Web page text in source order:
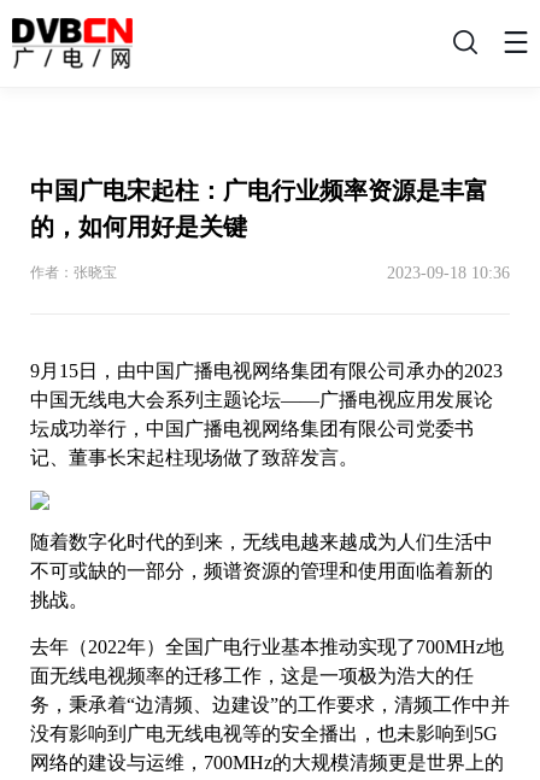
搜
中国广电宋起柱：广电行业频率资源是丰富
的，如何用好是关键
作者：张晓宝 2023-09-18 10:36
9月15日，由中国广播电视网络集团有限公司承办的2023
中国无线电大会系列主题论坛——广播电视应用发展论
坛成功举行，中国广播电视网络集团有限公司党委书
记、董事长宋起柱现场做了致辞发言。
随着数字化时代的到来，无线电越来越成为人们生活中
不可或缺的一部分，频谱资源的管理和使用面临着新的
挑战。
去年（2022年）全国广电行业基本推动实现了700MHz地
面无线电视频率的迁移工作，这是一项极为浩大的任
务，秉承着“边清频、边建设”的工作要求，清频工作中并
没有影响到广电无线电视等的安全播出，也未影响到5G
网络的建设与运维，700MHz的大规模清频更是世界上的